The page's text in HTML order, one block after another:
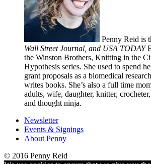
Penny Reid is
Wall Street Journal, and USA TODAY
the Winston Brothers, Knitting in the
Hypothesis series. She used to spend
grant proposals as a biomedical
writes books. She’s also a full time
adults, wife, daughter, knitter,
and thought ninja.
Newsletter
Events & Signings
About Penny
© 2016 Penny Reid